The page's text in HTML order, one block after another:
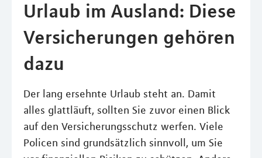
Urlaub im Ausland: Diese
Versicherungen gehören
dazu
Der lang ersehnte Urlaub steht an. Damit
alles glattläuft, sollten Sie zuvor einen Blick
auf den Versicherungsschutz werfen. Viele
Policen sind grundsätzlich sinnvoll, um Sie